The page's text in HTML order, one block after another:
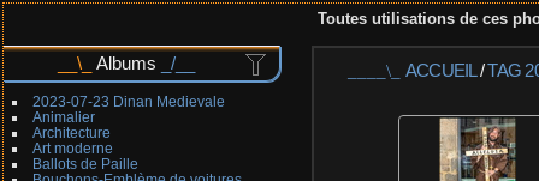
Toutes utilisations de ces
Albums
2023-07-23 Dinan Medievale
Animalier
Architecture
Art moderne
Ballots de Paille
ACCUEIL/TAG